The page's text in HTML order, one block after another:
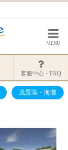
MENU
客服中心・FAQ
風景區・海灘